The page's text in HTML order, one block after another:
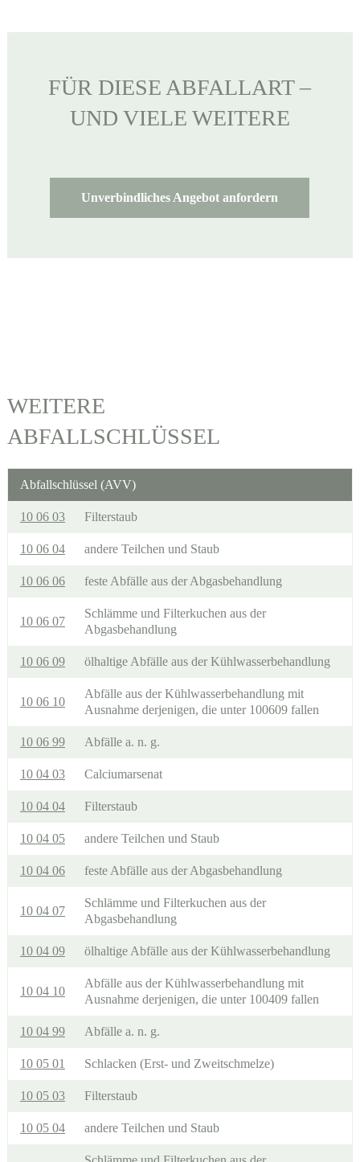
FÜR DIESE ABFALLART –
UND VIELE WEITERE
Unverbindliches Angebot anfordern
WEITERE
ABFALLSCHLÜSSEL
Abfallschlüssel (AVV)
10 06 03 Filterstaub
10 06 04 andere Teilchen und Staub
10 06 06 feste Abfälle aus der Abgasbehandlung
10 06 07
Schlämme und Filterkuchen aus der
Abgasbehandlung
10 06 09 ölhaltige Abfälle aus der Kühlwasserbehandlung
10 06 10
Abfälle aus der Kühlwasserbehandlung mit
Ausnahme derjenigen, die unter 100609 fallen
10 06 99 Abfälle a. n. g.
10 04 03 Calciumarsenat
10 04 04 Filterstaub
10 04 05 andere Teilchen und Staub
10 04 06 feste Abfälle aus der Abgasbehandlung
10 04 07
Schlämme und Filterkuchen aus der
Abgasbehandlung
10 04 09 ölhaltige Abfälle aus der Kühlwasserbehandlung
10 04 10
Abfälle aus der Kühlwasserbehandlung mit
Ausnahme derjenigen, die unter 100409 fallen
10 04 99 Abfälle a. n. g.
10 05 01 Schlacken (Erst- und Zweitschmelze)
10 05 03 Filterstaub
10 05 04 andere Teilchen und Staub